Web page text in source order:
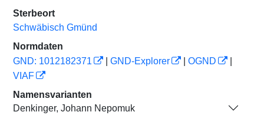
Sterbeort
Schwäbisch Gmünd
Normdaten
GND: 1012182371
GND-Explorer OGND
VIAF
Namensvarianten
Denkinger, Johann Nepomuk